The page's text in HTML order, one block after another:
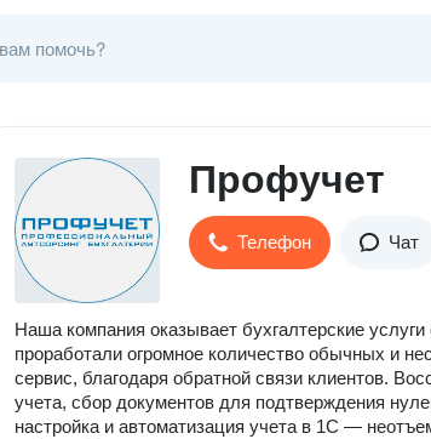
Профучет
Телефон Чат
Наша компания оказывает бухгалтерские
проработали огромное количество обычных и
сервис, благодаря обратной связи клиентов.
учета, сбор документов для подтверждения
настройка и автоматизация учета в 1С —